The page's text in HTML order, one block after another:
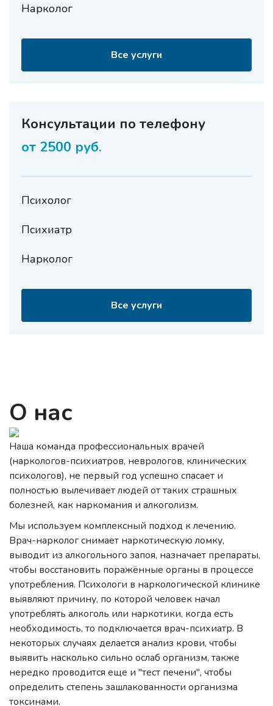
Нарколог
Все услуги
Консультации по телефону
от 2500 руб.
Психолог
Психиатр
Нарколог
Все услуги
О нас
Наша команда профессиональных врачей
(наркологов-психиатров, неврологов, клинических
психологов), не первый год успешно спасает и
полностью вылечивает людей от таких страшных
болезней, как наркомания и алкоголизм.
Мы используем комплексный подход к лечению.
Врач-нарколог снимает наркотическую ломку,
выводит из алкогольного запоя, назначает препараты,
чтобы восстановить поражённые органы в процессе
употребления. Психологи в наркологической клинике
выявляют причину, по которой человек начал
употреблять алкоголь или наркотики, когда есть
необходимость, то подключается врач-психиатр. В
некоторых случаях делается анализ крови, чтобы
выявить насколько сильно ослаб организм, также
нередко проводится еще и "тест печени", чтобы
определить степень зашлакованности организма
токсинами.